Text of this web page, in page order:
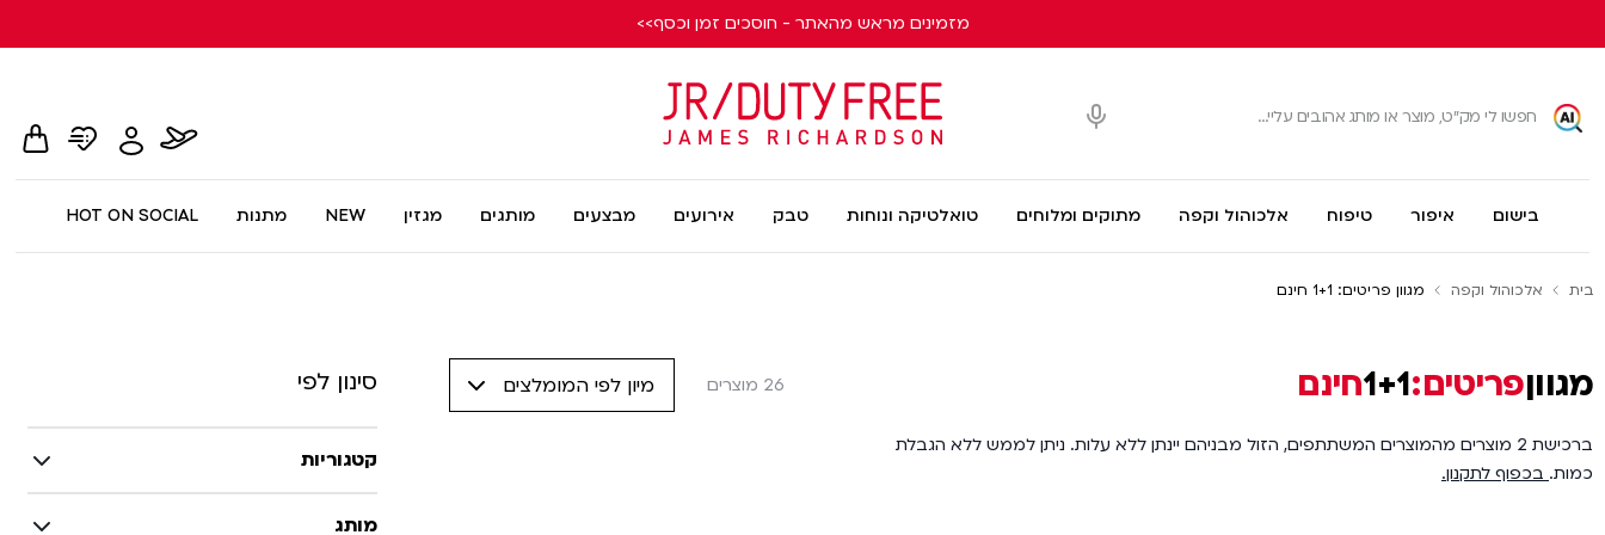
מזמינים מראש מהאתר - חוסכים זמן וכסף>>
James
Richardson
flight
dialog
Toggle
My
whishlist
page
card
בישום איפור טיפוח אלכוהול וקפה מתוקים ומלוחים טואלטיקה ונוחות טבק אירועים מבצעים מותגים מגזין NEW מתנות HOT ON SOCIAL
בית אלכוהול וקפה מגוון פריטים: 1+1 חינם
מגווןפריטים:1+1חינם 26 מוצרים מיון לפי המומלצים
ברכישת 2 מוצרים מהמוצרים המשתתפים, הזול מבניהם יינתן ללא עלות. ניתן לממש ללא הגבלת
כמות. בכפוף לתקנון.
סינון לפי
קטגוריות
מותג